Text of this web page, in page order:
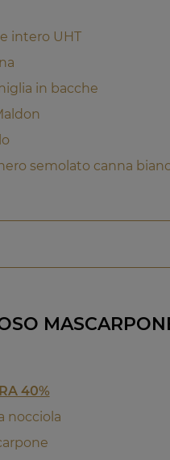
intero UHT
in bacche
semolato canna
40%
nocciola